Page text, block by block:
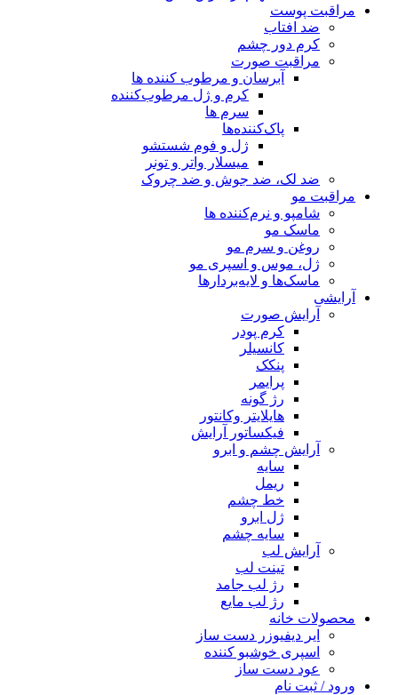
مراقبت پوست
ضد افتاب
کرم دور چشم
مراقبت صورت
آبرسان و مرطوب کننده ها
کرم و ژل مرطوب‌کننده
سرم ها
پاک‌کننده‌ها
ژل و فوم شستشو
میسلار واتر و تونر
ضد لک، ضد جوش و ضد چروک
مراقبت مو
شامپو و نرم‌کننده ها
ماسک مو
روغن و سرم مو
ژل، موس و اسپری مو
ماسک‌ها و لایه‌بردارها
آرایشی
آرایش صورت
کرم پودر
کانسیلر
پنکک
پرایمر
رژ گونه
هایلایتر وکانتور
فیکساتور آرایش
آرایش چشم و ابرو
سایه
ریمل
خط چشم
ژل ابرو
سایه چشم
آرایش لب
تینت لب
رژ لب جامد
رژ لب مایع
محصولات خانه
ایر دیفیوزر دست ساز
اسپری خوشبو کننده
عود دست ساز
ورود / ثبت نام